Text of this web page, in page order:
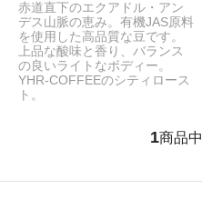
赤道直下のエクアドル・アン
デス山脈の恵み。有機JAS原料
を使用した高品質な豆です。
上品な酸味と香り、バランス
の良いライトなボディー。
YHR-COFFEEのシティロース
ト。
1商品中